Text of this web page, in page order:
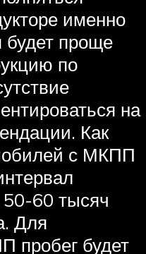
именно
будет проще
по
на
Как
с МКПП
50-60 тысяч
Для
пробег будет